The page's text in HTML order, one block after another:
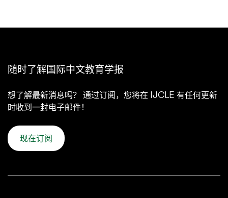
随时了解国际中文教育学报
想了解最新消息吗？ 通过订阅，您将在 IJCLE 有任何更新
时收到一封电子邮件！
现在订阅